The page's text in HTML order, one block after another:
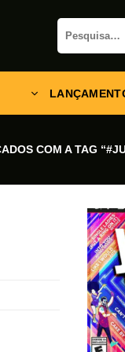
Pesquisar
por:
COM A TAG